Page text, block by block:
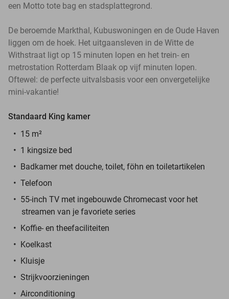
een Motto tote bag en stadsplattegrond.
De beroemde Markthal, Kubuswoningen en de Oude Haven
liggen om de hoek. Het uitgaansleven in de Witte de
Withstraat ligt op 15 minuten lopen en het trein- en
metrostation Rotterdam Blaak op vijf minuten lopen.
Oftewel: de perfecte uitvalsbasis voor een onvergetelijke
mini-vakantie!
Standaard King kamer
15 m²
1 kingsize bed
Badkamer met douche, toilet, föhn en toiletartikelen
Telefoon
55-inch TV met ingebouwde Chromecast voor het
streamen van je favoriete series
Koffie- en theefaciliteiten
Koelkast
Kluisje
Strijkvoorzieningen
Airconditioning